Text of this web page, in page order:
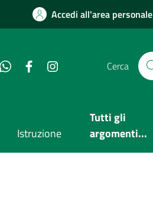
Accedi all'area personale
WhatsappFacebook Cerca
Istruzione
Tutti gli
argomenti...